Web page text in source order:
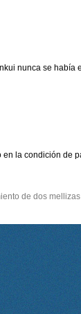
nunca se había
en la condición de
de dos